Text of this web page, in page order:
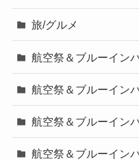
旅/グルメ
航空祭＆ブルーイン
航空祭＆ブルーイン
航空祭＆ブルーイン
航空祭＆ブルーイン